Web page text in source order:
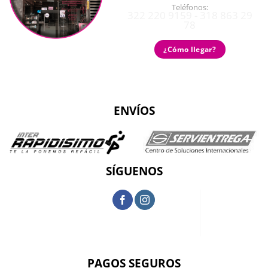
Teléfonos:
¿Cómo llegar?
ENVÍOS
SÍGUENOS
PAGOS SEGUROS